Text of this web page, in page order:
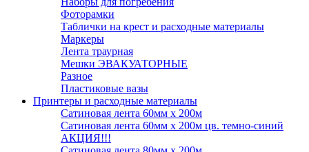
Фоторамки
Таблички на крест и расходные материалы
Маркеры
Лента траурная
Мешки ЭВАКУАТОРНЫЕ
Разное
Пластиковые вазы
Принтеры и расходные материалы
Сатиновая лента 60мм х 200м
Сатиновая лента 60мм х 200м цв. темно-синий
АКЦИЯ!!!